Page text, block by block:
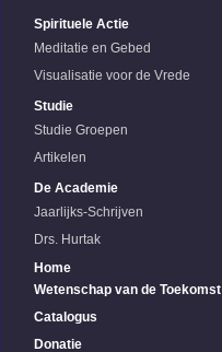
Spirituele Actie
Meditatie en Gebed
Visualisatie voor de Vrede
Studie
Studie Groepen
Artikelen
De Academie
Jaarlijks-Schrijven
Drs. Hurtak
Home
Wetenschap van de Toekomst
Catalogus
Donatie